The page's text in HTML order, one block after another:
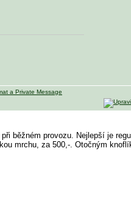
běžném provozu. Nejlepší je
mrchu, za 500,-. Otočným